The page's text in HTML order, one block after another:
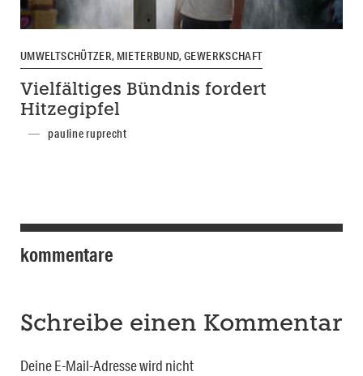
UMWELTSCHÜTZER, MIETERBUND, GEWERKSCHAFT
Vielfältiges Bündnis fordert
Hitzegipfel
pauline ruprecht
kommentare
Schreibe einen Kommentar
Deine E-Mail-Adresse wird nicht